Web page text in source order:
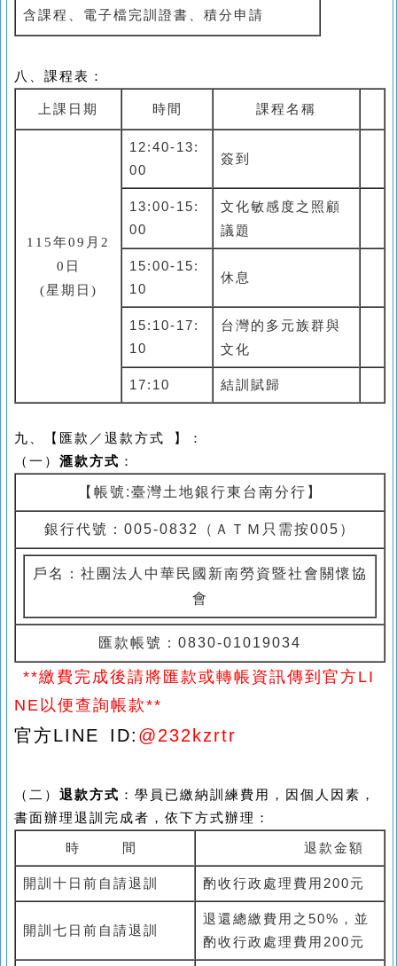
含課程、電子檔完訓證書、積分申請
八、課程表：
上課日期 時間 課程名稱
115年09月2
0日
(星期日 )
12:40-13:
00
簽到
13:00-15:
00
文化敏感度之照顧
議題
15:00-15:
10
休息
15:10-17:
10
台灣的多元族群與
文化
17:10 結訓賦歸
九、【匯款／退款方式
】：
（一） 滙款方式 ：
【帳號 :臺灣土地銀行東台南分行】
銀行代號： 005-0832 （ＡＴＭ只需按005 ）
戶名：社團法人中華民國新南勞資暨社會關懷協
會
匯款帳號： 0830-01019034
**繳費完成後請將匯款或轉帳資訊傳到官方LI
NE以便查詢帳款**
官方LINE ID: @232kzrtr
（二） 退款方式 ：學員已繳納訓練費用，因個人因素，
書面辦理退訓完成者，依下方式辦理：
時 間 退款金額
開訓十日前自請退訓 酌收行政處理費用 200元
開訓七日前自請退訓
退還總繳費用之 50% ，並
酌收行政處理費用 200元